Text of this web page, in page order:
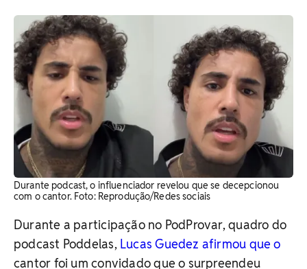
Durante podcast, o influenciador revelou que se decepcionou
com o cantor. ​Foto: Reprodução/Redes sociais
Durante a participação no PodProvar, quadro do
podcast Poddelas, Lucas Guedez afirmou que o
cantor foi um convidado que o surpreendeu